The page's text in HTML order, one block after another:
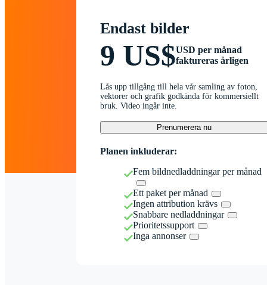
Endast bilder
9 US$USD per månad
faktureras årligen
Lås upp tillgång till hela vår samling av foton,
vektorer och grafik godkända för kommersiellt
bruk. Video ingår inte.
Prenumerera nu
Planen inkluderar:
Fem bildnedladdningar per månad
Ett paket per månad
Ingen attribution krävs
Snabbare nedladdningar
Prioritetssupport
Inga annonser